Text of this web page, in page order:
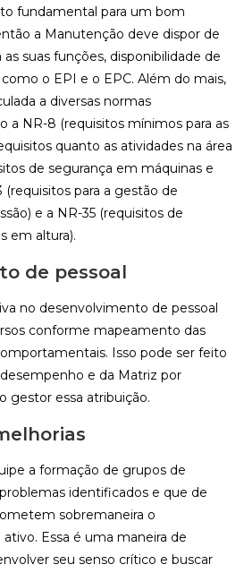
fundamental para um bom
a Manutenção deve dispor de
suas funções, disponibilidade de
o EPI e o EPC. Além do mais,
a diversas normas
a NR-8 (requisitos mínimos para as
quanto as atividades na área
de segurança em máquinas e
(requisitos para a gestão de
e a NR-35 (requisitos de
em altura).
de pessoal
no desenvolvimento de pessoal
conforme mapeamento das
Isso pode ser feito
e da Matriz por
gestor essa atribuição.
a formação de grupos de
identificados e que de
sobremaneira o
Essa é uma maneira de
seu senso crítico e buscar